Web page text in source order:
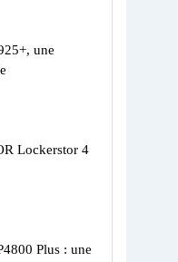
une
Lockerstor 4
Plus : une